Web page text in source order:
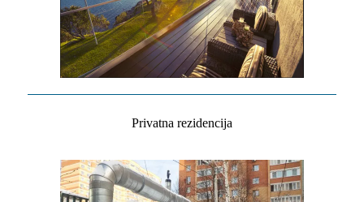
Privatna rezidencija